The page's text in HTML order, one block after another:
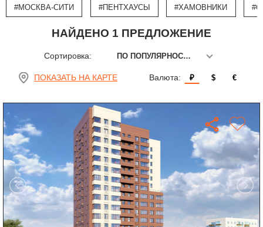
#МОСКВА-СИТИ #ПЕНТХАУСЫ #ХАМОВНИКИ
НАЙДЕНО 1 ПРЕДЛОЖЕНИЕ
Сортировка: ПО ПОПУЛЯРНОСТИ
ПОКАЗАТЬ НА КАРТЕ Валюта: ₽ $ €